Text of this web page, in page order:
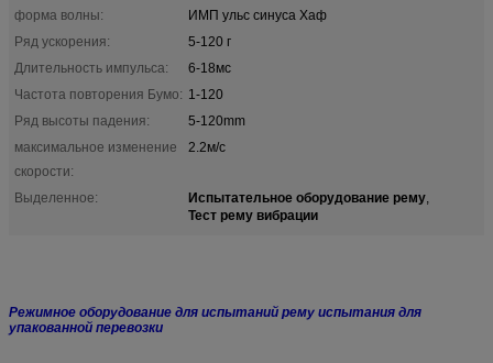
форма волны:
ИМП ульс синуса Хаф
Ряд ускорения:
5-120 г
Длительность импульса:
6-18мс
Частота повторения Бумо: 1-120
Ряд высоты падения:
5-120mm
максимальное изменение
скорости:
2.2м/с
Выделенное: Испытательное оборудование рему,
Тест рему вибрации
Режимное оборудование для испытаний рему испытания для
упакованной перевозки